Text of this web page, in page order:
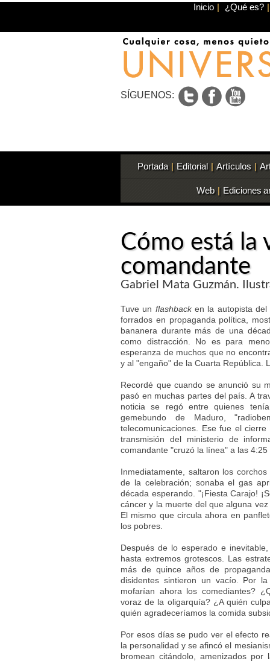
Inicio | ¿Qué es? |
SÍGUENOS:
Portada | Editorial | Artículos |
Web | Ediciones
Cómo está la
comandante
Gabriel Mata Guzmán.
Tuve un flashbacken la autopista del
forrados en propaganda política,
bananera durante más de una
como distracción. No es para
esperanza de muchos que no
y al "engaño" de la Cuarta República.
Recordé que cuando se anunció su
pasó en muchas partes del país. A
noticia se regó entre quienes
gemebundo de Maduro,
telecomunicaciones. Ese fue el
transmisión del ministerio de
comandante "cruzó la línea" a las
Inmediatamente, saltaron los
de la celebración; sonaba el gas
década esperando. "¡Fiesta Carajo!
cáncer y la muerte del que alguna
El mismo que circula ahora en
los pobres.
Después de lo esperado e
hasta extremos grotescos. Las
más de quince años de
disidentes sintieron un vacío. Por
mofarían ahora los comediantes?
voraz de la oligarquía? ¿A quién
quién agradeceríamos la comida
Por esos días se pudo ver el efecto
la personalidad y se afincó el
bromean citándolo, amenizados